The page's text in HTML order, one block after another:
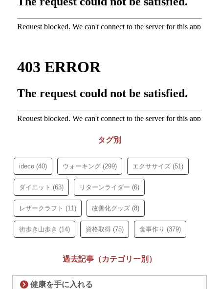
タグ別
ideco (40) ウォーキング (299) エクササイズ (51)
ダイエット (63) リターンライダー (6)
レザークラフト (11) 改善化グッズ (8)
街歩き山歩き (14) 資格取得 (75) 食事作り (379)
過去記事（カテゴリー別）
健康を手に入れる